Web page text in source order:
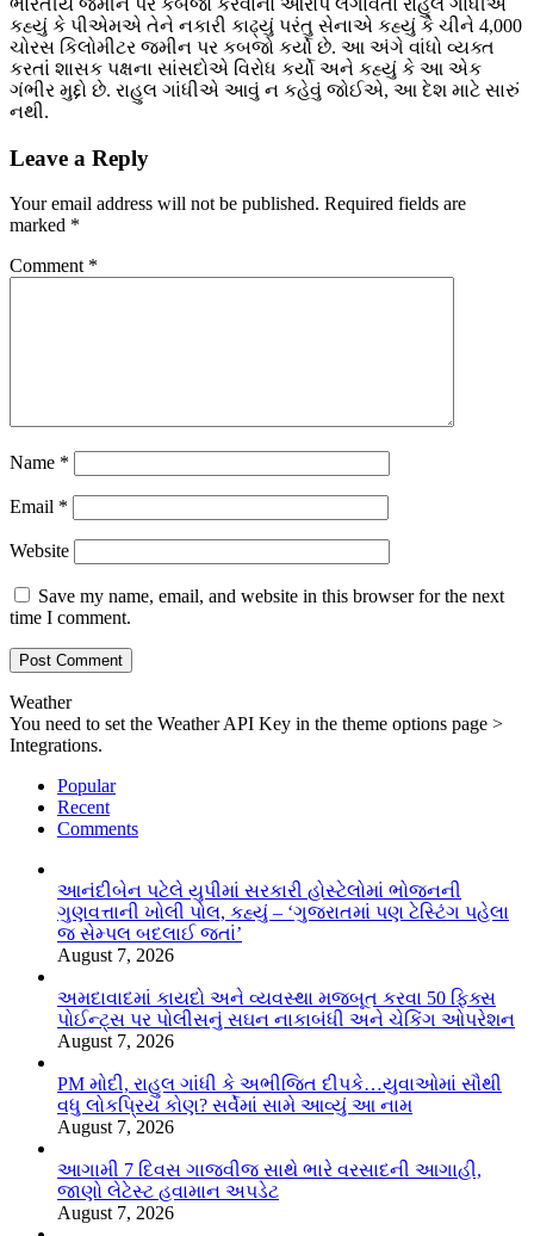
કહ્યું કે પીએમએ તેને નકારી કાઢ્યું પરંતુ સેનાએ કહ્યું કે ચીને 4,000
ચોરસ કિલોમીટર જમીન પર કબજો કર્યો છે. આ અંગે વાંધો વ્યક્ત
કરતાં શાસક પક્ષના સાંસદોએ વિરોધ કર્યો અને કહ્યું કે આ એક
ગંભીર મુદ્દો છે. રાહુલ ગાંધીએ આવું ન કહેવું જોઈએ, આ દેશ માટે સારું
નથી.
Leave a Reply
Your email address will not be published. Required fields are
marked *
Comment *
Name *
Email *
Website
Save my name, email, and website in this browser for the next
time I comment.
Weather
You need to set the Weather API Key in the theme options page >
Integrations.
Popular
Recent
Comments
આનંદીબેન પટેલે યુપીમાં સરકારી હોસ્ટેલોમાં ભોજનની
ગુણવત્તાની ખોલી પોલ, કહ્યું – ‘ગુજરાતમાં પણ ટેસ્ટિંગ પહેલા
જ સેમ્પલ બદલાઈ જતાં’
August 7, 2026
અમદાવાદમાં કાયદો અને વ્યવસ્થા મજબૂત કરવા 50 ફિક્સ
પોઈન્ટ્સ પર પોલીસનું સઘન નાકાબંધી અને ચેકિંગ ઓપરેશન
August 7, 2026
PM મોદી, રાહુલ ગાંધી કે અભીજિત દીપકે…યુવાઓમાં સૌથી
વધુ લોકપ્રિય કોણ? સર્વેમાં સામે આવ્યું આ નામ
August 7, 2026
આગામી 7 દિવસ ગાજવીજ સાથે ભારે વરસાદની આગાહી,
જાણો લેટેસ્ટ હવામાન અપડેટ
August 7, 2026